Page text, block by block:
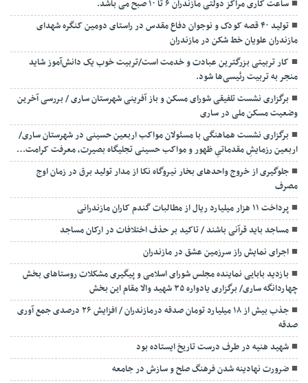
ساعت کاری مراکز دولتی مازندران ۶ تا ۱۰ صبح می باشد.
تولید ۴۰ قصه کودک و نوجوان دفاع مقدس در راستای دومین کنگره شهدای
مازندران علویان خط شکن در مازندران
کار تربیتی بزرگترین عبادت و خدمت است/تربیت خوب یک دانش‌آموز شاید
منجر به تربیت رئیسی‌ها شود.
برگزاری ‌نشست تلفیقی شورای مسکن و باز آفرینی شهرستان ساری / بررسی آخرین
وضعیت مسکن ملی در ساری
برگزاری نشست هماهنگی با مسئولان مواکب اربعین حسینی در شهرستان ساری/
اربعین رزمایشِ مقدماتیِ ظهور و مواکب حسینی تجلیگاه بصیرت، معرفت کرامت…
جلوگیری از خروج واحدهای بخار نیروگاه نکا از مدار تولید برق در زمان اوج
مصرف
پرداخت ۱۱ هزار میلیارد ریال از مطالبات گندم کاران مازندرانی
مساجد باید قرآنی باشند / تاکید بر حذف اختلافات در ارکان مساجد
اجرای نمایش راز سرزمین عشق در مازندران
بازدید بابایی نماینده مجلس شورای اسلامی و پیگیری مشکلات روستاهای بخش
چهاردانگه ساری/ برگزاری یادواره ۳۵ شهید والا مقام این بخش
جذب بیش از ۱۸ میلیارد تومان صدقه درمازندران / افزایش ۲۶ درصدی جمع آوری
صدقه
شهید هنیه در طرف درست تاریخ ایستاده بود
ضرورت نهادینه شدن فرهنگ صلح و سازش در جامعه